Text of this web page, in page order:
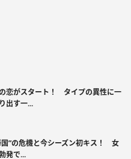
恋がスタート！ タイプの異性に一
出す一...
国”の危機と今シーズン初キス！ 女
発で...